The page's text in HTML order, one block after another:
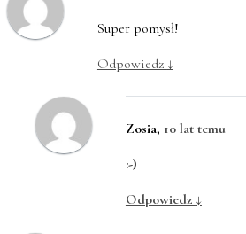
Super pomysł!
Odpowiedz ↓
Zosia, 10 lat temu
:-)
Odpowiedz ↓